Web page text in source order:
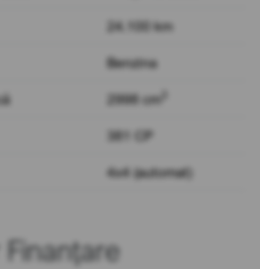
24.100 km
Benzina
2998 cm
381 CP
4x4 (automat)